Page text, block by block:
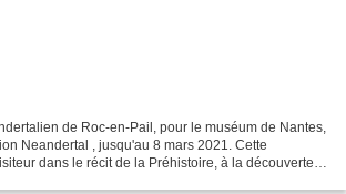
de Roc-en-Pail, pour le muséum de Nantes,
Neandertal , jusqu'au 8 mars 2021. Cette
dans le récit de la Préhistoire, à la découverte